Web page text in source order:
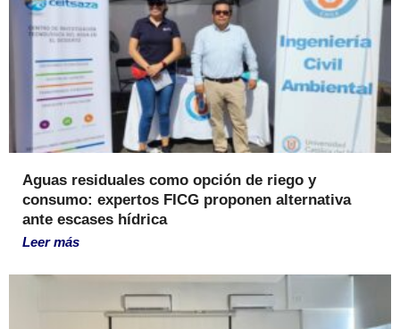
Aguas residuales como opción de riego y
consumo: expertos FICG proponen alternativa
ante escases hídrica
Leer más